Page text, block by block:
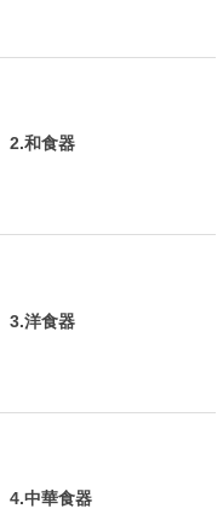
2.和食器
3.洋食器
4.中華食器